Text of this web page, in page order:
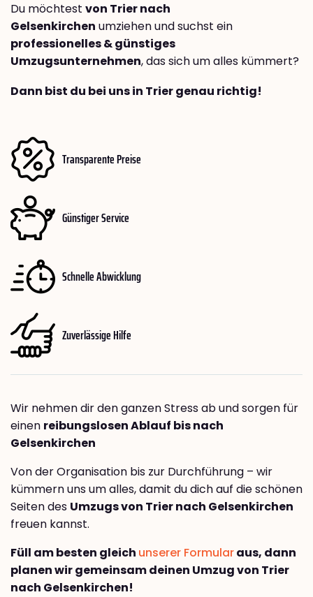
Du möchtest von Trier nach
Gelsenkirchen umziehen und suchst ein
professionelles & günstiges
Umzugsunternehmen, das sich um alles kümmert?
Dann bist du bei uns in Trier genau richtig!
Transparente Preise
Günstiger Service
Schnelle Abwicklung
Zuverlässige Hilfe
Wir nehmen dir den ganzen Stress ab und sorgen für
einen reibungslosen Ablauf bis nach
Gelsenkirchen
Von der Organisation bis zur Durchführung – wir
kümmern uns um alles, damit du dich auf die schönen
Seiten des Umzugs von Trier nach Gelsenkirchen
freuen kannst.
Füll am besten gleich unserer Formularaus, dann
planen wir gemeinsam deinen Umzug von Trier
nach Gelsenkirchen!